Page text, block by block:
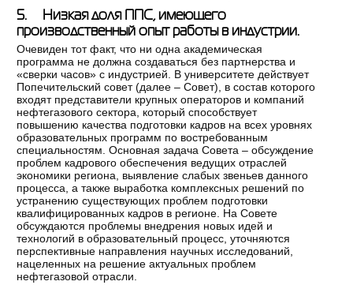
5. Низкая доля ППС, имеющего
производственный опыт работы в индустрии.
Очевиден тот факт, что ни одна академическая
программа не должна создаваться без партнерства и
«сверки часов» с индустрией. В университете действует
Попечительский совет (далее – Совет), в состав которого
входят представители крупных операторов и компаний
нефтегазового сектора, который способствует
повышению качества подготовки кадров на всех уровнях
образовательных программ по востребованным
специальностям. Основная задача Совета – обсуждение
проблем кадрового обеспечения ведущих отраслей
экономики региона, выявление слабых звеньев данного
процесса, а также выработка комплексных решений по
устранению существующих проблем подготовки
квалифицированных кадров в регионе. На Совете
обсуждаются проблемы внедрения новых идей и
технологий в образовательный процесс, уточняются
перспективные направления научных исследований,
нацеленных на решение актуальных проблем
нефтегазовой отрасли.